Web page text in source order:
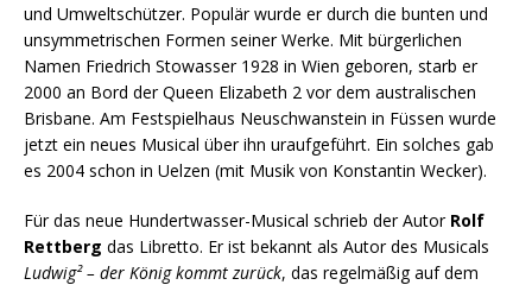
und Umweltschützer. Populär wurde er durch die bunten und
unsymmetrischen Formen seiner Werke. Mit bürgerlichen
Namen Friedrich Stowasser 1928 in Wien geboren, starb er
2000 an Bord der Queen Elizabeth 2 vor dem australischen
Brisbane. Am Festspielhaus Neuschwanstein in Füssen wurde
jetzt ein neues Musical über ihn uraufgeführt. Ein solches gab
es 2004 schon in Uelzen (mit Musik von Konstantin Wecker).
Für das neue Hundertwasser-Musical schrieb der Autor Rolf
Rettberg das Libretto. Er ist bekannt als Autor des Musicals
Ludwig² – der König kommt zurück, das regelmäßig auf dem